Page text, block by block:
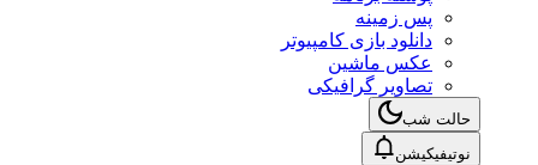
پس زمینه
دانلود بازی کامپیوتر
عکس ماشین
تصاویر گرافیکی
حالت شب
نوتیفیکیشن